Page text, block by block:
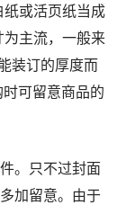
或活页纸当成
主流，一般来
装订的厚度而
可留意商品的
。只不过封面
加留意。由于